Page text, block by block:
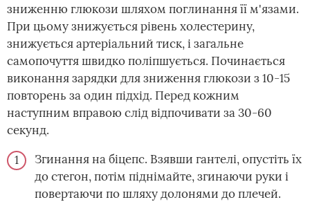
зниженню глюкози шляхом поглинання її м'язами.
При цьому знижується рівень холестерину,
знижується артеріальний тиск, і загальне
самопочуття швидко поліпшується. Починається
виконання зарядки для зниження глюкози з 10-15
повторень за один підхід. Перед кожним
наступним вправою слід відпочивати за 30-60
секунд.
Згинання на біцепс. Взявши гантелі, опустіть їх
до стегон, потім піднімайте, згинаючи руки і
повертаючи по шляху долонями до плечей.